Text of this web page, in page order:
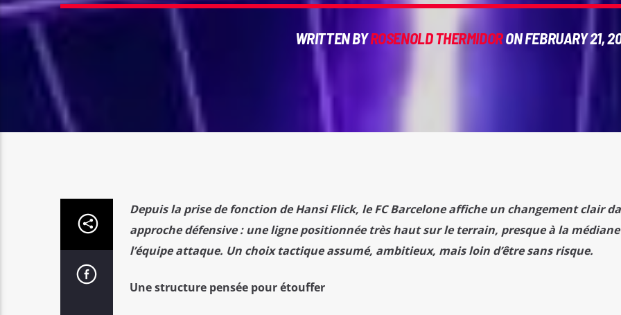
WRITTEN BYROSENOLD THERMIDORON FEBRUARY 21,
Depuis la prise de fonction de Hansi Flick, le FC Barcelone affiche un changement clair
approche défensive : une ligne positionnée très haut sur le terrain, presque à la
l’équipe attaque. Un choix tactique assumé, ambitieux, mais loin d’être sans risque.
Une structure pensée pour étouffer